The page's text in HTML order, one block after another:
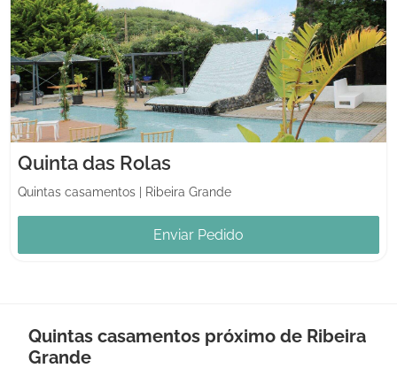
Quinta das Rolas
Quintas casamentos Ribeira Grande
Enviar Pedido
Quintas casamentos próximo de Ribeira
Grande